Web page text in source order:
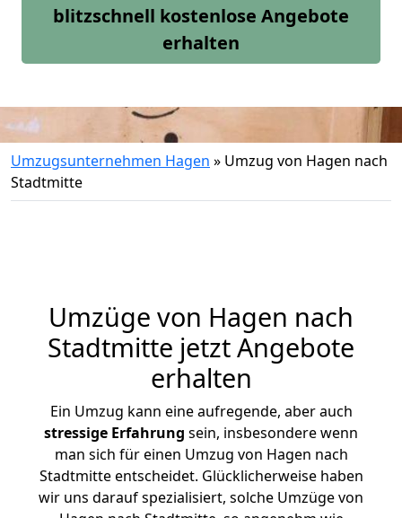
blitzschnell kostenlose Angebote
erhalten
Umzugsunternehmen Hagen » Umzug von Hagen nach
Stadtmitte
Umzüge von Hagen nach
Stadtmitte jetzt Angebote
erhalten
Ein Umzug kann eine aufregende, aber auch
stressige Erfahrung sein, insbesondere wenn
man sich für einen Umzug von Hagen nach
Stadtmitte entscheidet. Glücklicherweise haben
wir uns darauf spezialisiert, solche Umzüge von